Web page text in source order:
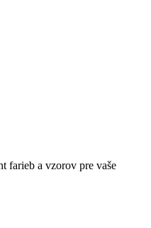
farieb a vzorov pre vaše